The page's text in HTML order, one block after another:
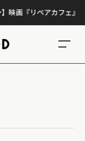
リペアカフェ』、上映